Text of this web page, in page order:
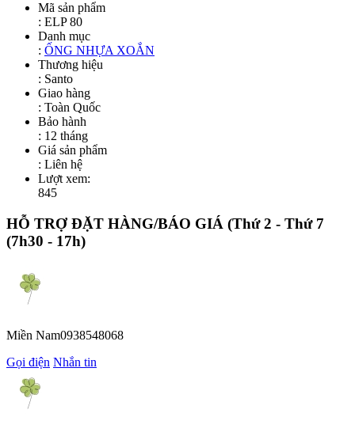
Mã sản phẩm
: ELP 80
Danh mục
: ỐNG NHỰA XOẮN
Thương hiệu
: Santo
Giao hàng
: Toàn Quốc
Bảo hành
: 12 tháng
Giá sản phẩm
: Liên hệ
Lượt xem:
845
HỖ TRỢ ĐẶT HÀNG/BÁO GIÁ (Thứ 2 - Thứ 7
(7h30 - 17h)
Miền Nam0938548068
Gọi điện Nhắn tin